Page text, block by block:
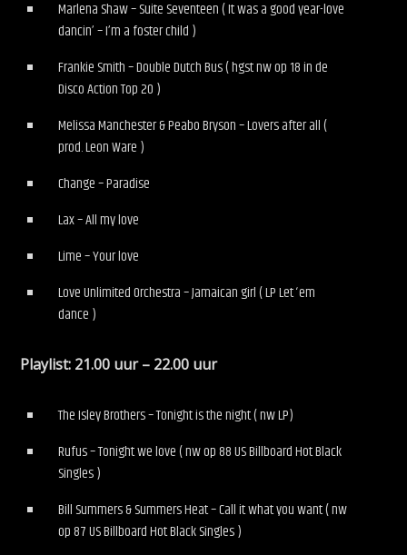
Marlena Shaw – Suite Seventeen ( It was a good year-love
dancin’ – I’m a foster child )
Frankie Smith – Double Dutch Bus ( hgst nw op 18 in de
Disco Action Top 20 )
Melissa Manchester & Peabo Bryson – Lovers after all (
prod. Leon Ware )
Change – Paradise
Lax – All my love
Lime – Your love
Love Unlimited Orchestra – Jamaican girl ( LP Let ‘em
dance )
Playlist: 21.00 uur – 22.00 uur
The Isley Brothers – Tonight is the night ( nw LP)
Rufus – Tonight we love ( nw op 88 US Billboard Hot Black
Singles )
Bill Summers & Summers Heat – Call it what you want ( nw
op 87 US Billboard Hot Black Singles )